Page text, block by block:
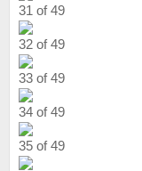
31 of 49
32 of 49
33 of 49
34 of 49
35 of 49